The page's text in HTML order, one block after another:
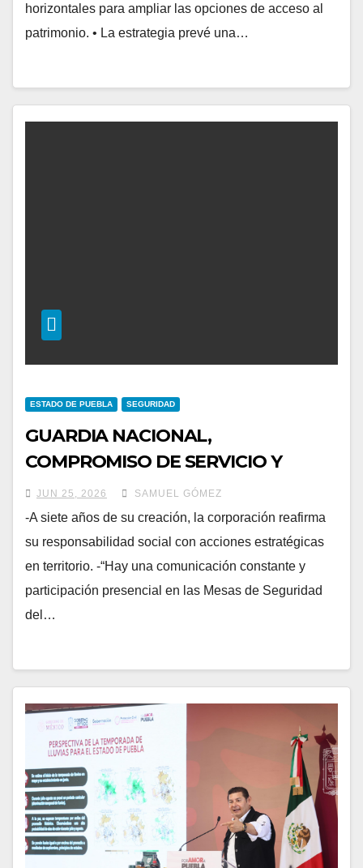
horizontales para ampliar las opciones de acceso al
patrimonio. • La estrategia prevé una…
ESTADO DE PUEBLA SEGURIDAD
GUARDIA NACIONAL,
COMPROMISO DE SERVICIO Y
COORDINACIÓN
INTERINSTITUCIONAL PARA LA PAZ
JUN 25, 2026 SAMUEL GÓMEZ
-A siete años de su creación, la corporación reafirma
su responsabilidad social con acciones estratégicas
en territorio. -“Hay una comunicación constante y
participación presencial en las Mesas de Seguridad
del…